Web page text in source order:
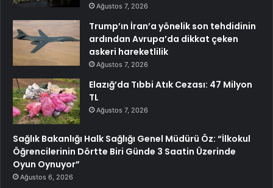
Ağustos 7, 2026
Trump’ın İran’a yönelik son tehdidinin
ardından Avrupa’da dikkat çeken
askeri hareketlilik
Ağustos 7, 2026
Elazığ’da Tıbbi Atık Cezası: 47 Milyon
TL
Ağustos 7, 2026
Sağlık Bakanlığı Halk Sağlığı Genel Müdürü Öz: “İlkokul
Öğrencilerinin Dörtte Biri Günde 3 Saatin Üzerinde
Oyun Oynuyor”
Ağustos 6, 2026